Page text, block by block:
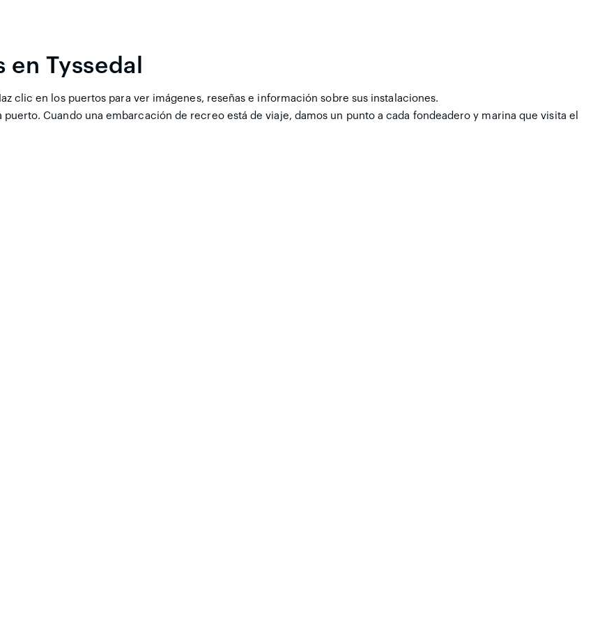
Tyssedal
clic en los puertos para ver imágenes, reseñas e información sobre sus instalaciones.
Cuando una embarcación de recreo está de viaje, damos un punto a cada fondeadero y marina que visita el